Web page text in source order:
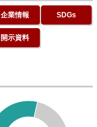
企業情報 SDGs
開示資料